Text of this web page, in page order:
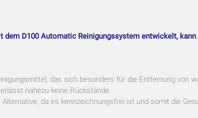
D100 Automatic Reinigungssystem entwickelt,
das sich besonders für die Entfernung von
nahezu keine Rückstände.
da es kennzeichnungsfrei ist und somit die